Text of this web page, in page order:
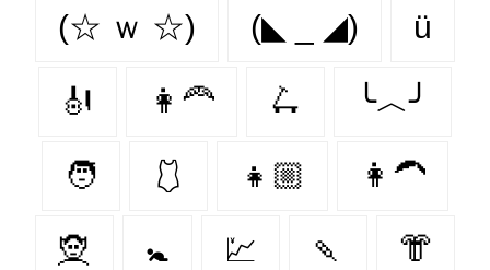
(☆ ｗ ☆) (◣ _ ◢) ü
🎻 👩‍🦰 🛴 ╰︿╯
🧑 🩱 👧🏼 👩‍🦱
🧝‍ 🚼 💹 🍡 👘